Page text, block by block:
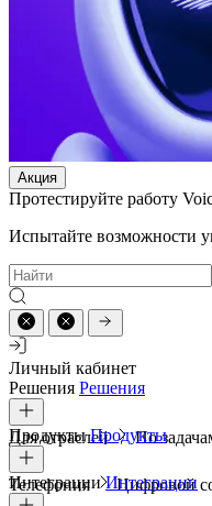
Акция
Протестируйте работу
Испытайте возможности
Личный кабинет
Решения Решения
Для отраслей По
ПродуктыПродукты
Телефония Цифровой
ИнтеграцииИнтеграции